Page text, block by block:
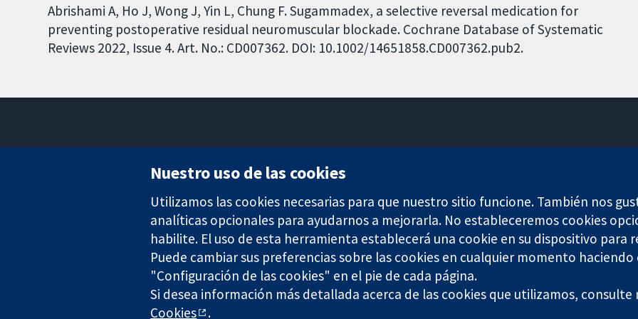
Abrishami A, Ho J, Wong J, Yin L, Chung F. Sugammadex, a selective reversal medication for
preventing postoperative residual neuromuscular blockade. Cochrane Database of Systematic
Reviews 2022, Issue 4. Art. No.: CD007362. DOI: 10.1002/14651858.CD007362.pub2.
Londres
Reino Unido
The Cochrane Collaboration is a charity (no. 1045921) and a company limited by guarantee (no. 03044323) registered in England &
Nuestro uso de las cookies
Utilizamos las cookies necesarias para que nuestro sitio funcione. También nos
analíticas opcionales para ayudarnos a mejorarla. No estableceremos cookies
habilite. El uso de esta herramienta establecerá una cookie en su dispositivo para
Puede cambiar sus preferencias sobre las cookies en cualquier momento haciendo
"Configuración de las cookies" en el pie de cada página.
Si desea información más detallada acerca de las cookies que utilizamos, consulte
Cookies
.